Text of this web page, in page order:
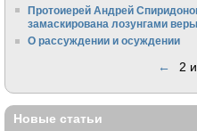
Протоиерей Андрей
замаскирована лозунгами
О рассуждении и осуждении
← 2
Новые статьи